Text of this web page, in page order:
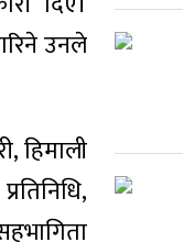
उनले
हिमाली